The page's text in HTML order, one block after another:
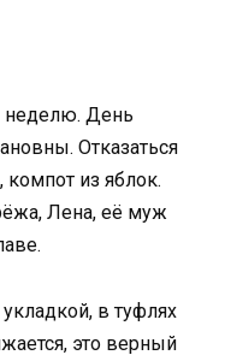
неделю. День
Отказаться
компот из яблок.
Лена, её муж
в туфлях
это верный